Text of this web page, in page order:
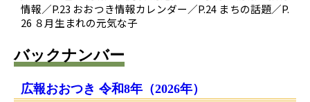
情報／P.23 おおつき情報カレンダー／P.24 まちの話題／P.
26 ８月生まれの元気な子
バックナンバー
広報おおつき 令和8年（2026年）